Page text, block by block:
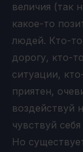
величия (так
какое-то
людей. Кто-
дорогу, кто-
ситуации,
приятен,
воздействуй
чувствуй
Но